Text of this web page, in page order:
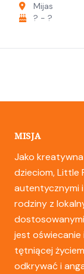
Mijas
? - ?
MISJA
Jako
dzieciom, Little
autentycznymi
rodziny z
jest oświecanie
tętniącej
odkrywać i